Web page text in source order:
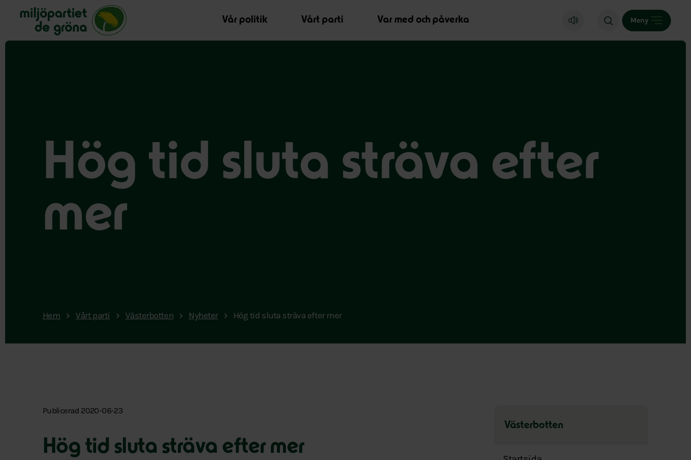
Miljöpartiet de gröna, startsida
Vår politik
Vårt parti Var med och påverka Meny
Hög tid sluta sträva efter
mer
Hem Vårt parti Västerbotten Nyheter Hög tid sluta sträva efter mer
Publicerad 2020-06-23
Hög tid sluta sträva efter mer
Västerbotten
över